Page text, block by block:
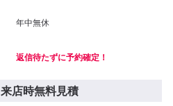
年中無休
返信待たずに予約確定！
来店時無料見積